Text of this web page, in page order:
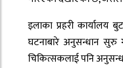
इलाका प्रहरी कार्यालय
घटनाबारे अनुसन्धान सुरु
चिकित्सकलाई पनि